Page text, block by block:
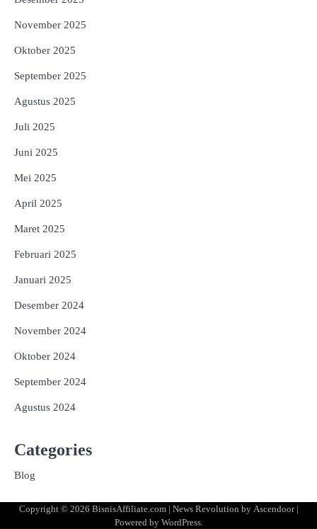
November 2025
Oktober 2025
September 2025
Agustus 2025
Juli 2025
Juni 2025
Mei 2025
April 2025
Maret 2025
Februari 2025
Januari 2025
Desember 2024
November 2024
Oktober 2024
September 2024
Agustus 2024
Categories
Blog
Copyright © 2026 BisnisAffiliate.com| News Revolution by Ascendoor|
Powered by WordPress.